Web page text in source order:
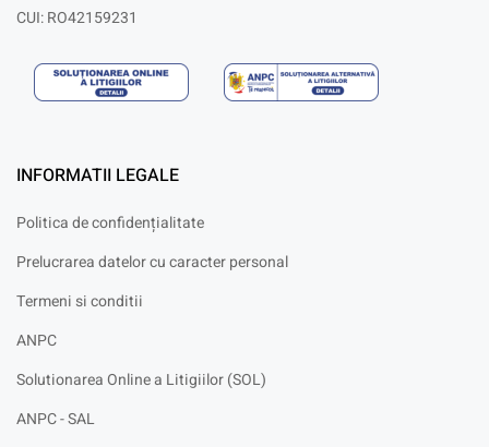
CUI: RO42159231
INFORMATII LEGALE
Politica de confidențialitate
Prelucrarea datelor cu caracter personal
Termeni si conditii
ANPC
Solutionarea Online a Litigiilor (SOL)
ANPC - SAL